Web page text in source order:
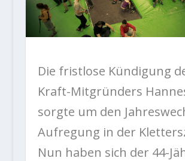
Die fristlose Kündigung
Kraft-Mitgründers
sorgte um den
Aufregung in der
Nun haben sich der 44-